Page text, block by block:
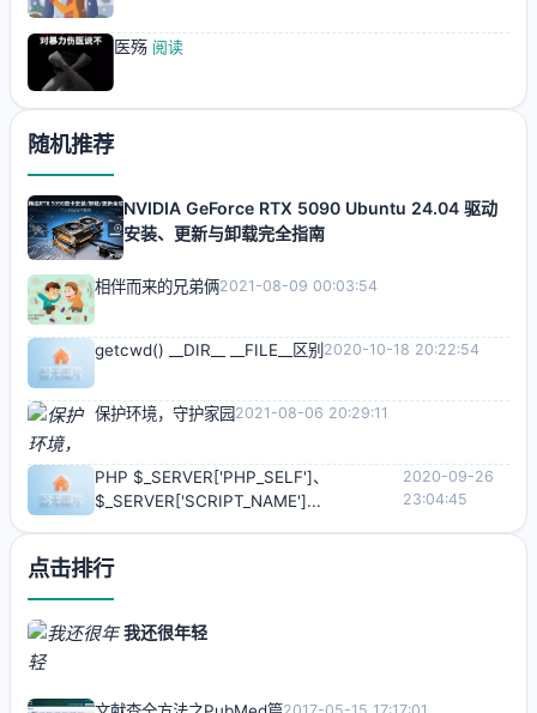
医殇 阅读
随机推荐
NVIDIA GeForce RTX 5090 Ubuntu 24.04 驱动
安装、更新与卸载完全指南
相伴而来的兄弟俩2021-08-09 00:03:54
getcwd() __DIR__ __FILE__区别 2020-10-18 20:22:54
保护环境，守护家园2021-08-06 20:29:11
PHP $_SERVER['PHP_SELF']、
$_SERVER['SCRIPT_NAME']...
2020-09-26
23:04:45
点击排行
我还很年轻